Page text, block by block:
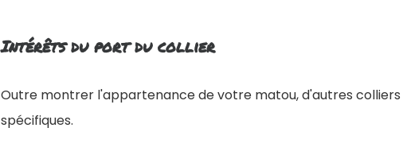
Intérêts du port du collier
Outre montrer l'appartenance de votre matou, d'autres
spécifiques.